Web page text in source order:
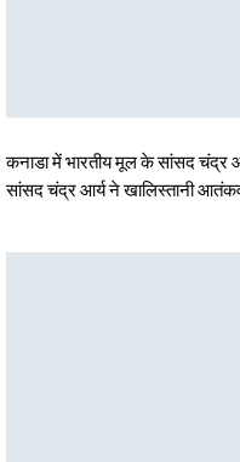
कनाडा में भारतीय मूल के सांसद चंद्र
सांसद चंद्र आर्य ने खालिस्तानी